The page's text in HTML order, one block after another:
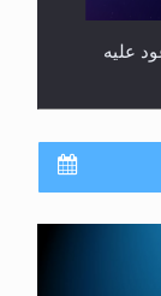
عليه